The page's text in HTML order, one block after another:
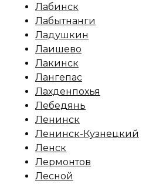
Лабинск
Лабытнанги
Ладушкин
Лаишево
Лакинск
Лангепас
Лахденпохья
Лебедянь
Ленинск
Ленинск-Кузнецкий
Ленск
Лермонтов
Лесной